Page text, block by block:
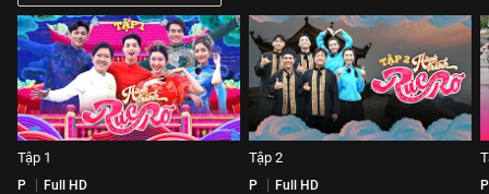
Tập 1
P Full HD
Tập 2
P Full HD P